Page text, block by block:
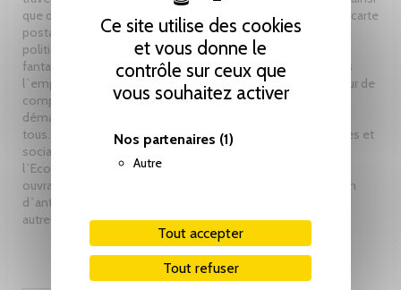
Ce site utilise des cookies
et vous donne le
contrôle sur ceux que
vous souhaitez activer
Nos partenaires (1)
Autre
Tout accepter
Tout refuser
que dans les coulisses glauques, derrières la belle façade de carte
postale. Regards affectueux mais sans concession, loin du
politiquement correct et du jargon intello. Déambulation
fantasque à travers ville et canton où le plaisir des questions
l`emporte sur la quête fiévreuse des réponses, où le bonheur de
comprendre et de vivre, de partager et de jouir épouse un
démarche philosophique accessible, pragmatique, offerte à
tous. Stéphane Bodènès, Docteur en sciences économiques et
sociales de l`Université de Genève, professeur d`histoire à
l`Ecole internationale de Genève, signe ici son cinquième
ouvrage, le second sur sa ville après Genève 2050, un roman
d`anticipation paru en 2006. Son ambition ? Voir Genève
autrement…